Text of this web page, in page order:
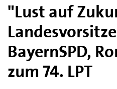
"Lust auf
BayernSPD,
zum 74. LPT